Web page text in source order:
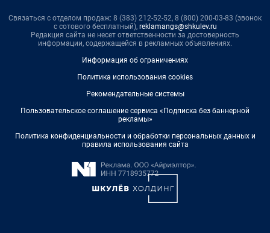
Связаться с отделом продаж: 8 (383) 212-52-52, 8 (800) 200-03-83 (звонок
с сотового бесплатный), reklamangs@shkulev.ru
Редакция сайта не несет ответственности за достоверность
информации, содержащейся в рекламных объявлениях.
Информация об ограничениях
Политика использования cookies
Рекомендательные системы
Пользовательское соглашение сервиса «Подписка без баннерной
рекламы»
Политика конфиденциальности и обработки персональных данных и
правила использования сайта